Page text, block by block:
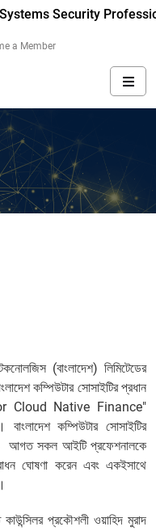
Security
a Member
(বাংলাদেশ) লিমিটেডের
কম্পিউটার সোসাইটির প্রধান
Cloud Native Finance"
কম্পিউটার সোসাইটির
আগত সকল আইটি প্রফেশনালকে
ঘোষণা করেন এবং একইসাথে
প্রকৌশলী ওয়াহিদ মুরাদ